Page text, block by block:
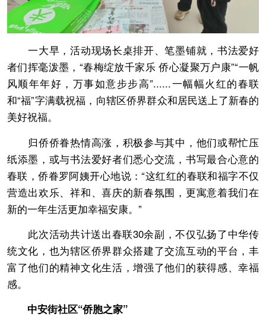
一大早，活动现场长桌排开、笔墨铺就，书法爱好
者们挥毫泼墨，“春梅绽放千家乐 侨心凝聚万户康”“一帆
风顺年年好，万事如意步步高”......一幅幅火红的春联
和“福”字满载祝福，向辖区侨界群众和居民送上了新春的
美好祝福。
归侨侨眷热情高涨，积极参与其中，他们或帮忙压
纸添墨，或与书法爱好者们悉心交流，书写最合心意的
春联，侨眷罗阿姨开心地说：“这红红的春联和福字不仅
营造出欢乐、祥和、喜庆的新春氛围，更寓意着我们在
新的一年生活更加幸福安康。”
此次活动共计送出春联30余副，不仅弘扬了中华传
统文化，也为辖区侨界群众搭建了交流互动的平台，丰
富了他们的精神文化生活，增强了他们的获得感、幸福
感。
中安街社区“侨胞之家”